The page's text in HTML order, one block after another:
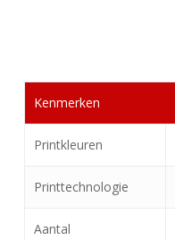
Kenmerken
Printkleuren
Printtechnologie
Aantal